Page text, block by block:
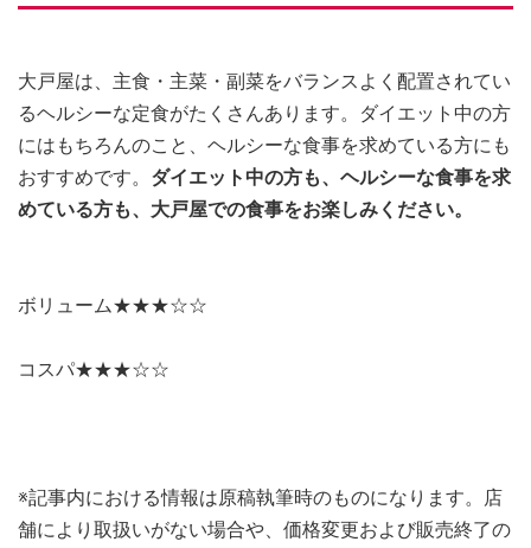
大戸屋は、主食・主菜・副菜をバランスよく配置されてい
るヘルシーな定食がたくさんあります。ダイエット中の方
にはもちろんのこと、ヘルシーな食事を求めている方にも
おすすめです。 ダイエット中の方も、ヘルシーな食事を求
めている方も、大戸屋での食事をお楽しみください。
ボリューム★★★☆☆
コスパ★★★☆☆
※記事内における情報は原稿執筆時のものになります。店
舗により取扱いがない場合や、価格変更および販売終了の